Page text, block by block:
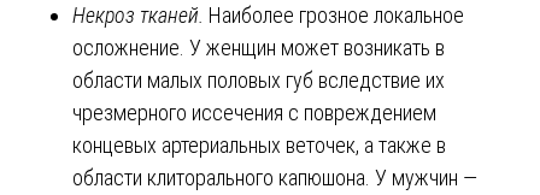
Некроз тканей. Наиболее грозное локальное
осложнение. У женщин может возникать в
области малых половых губ вследствие их
чрезмерного иссечения с повреждением
концевых артериальных веточек, а также в
области клиторального капюшона. У мужчин —